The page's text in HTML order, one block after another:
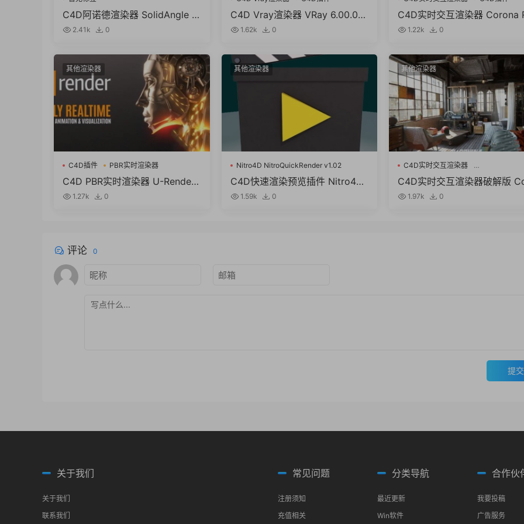
C4D阿诺德渲染器 SolidAngle C
4DtoA 4.5.1.3 R21/R22/R23/R2
2.41k 0
C4D Vray渲染器 VRay 6.00.04
for Cinema 4D R21/R22/R23/S
1.62k 0
C4D实时交互渲染器 Corona
nderer 9 Hotfix 1 for Cinema
1.22k 0
其他渲染器
C4D插件 PBR实时渲染器
C4D PBR实时渲染器 U-Render
2022.8 For Cinema 4D R20-R2
1.27k 0
其他渲染器
Nitro4D NitroQuickRender v1.02
C4D快速渲染预览插件 Nitro4D
NitroQuickRender v1.02 For Ci
1.59k 0
其他渲染器
C4D实时交互渲染器
Corona Renderer 6 Hotfix 2
C4D实时交互渲染器破解版
ona Renderer 6 Hotfix 2 for
1.97k 0
评论 0
提交
关于我们
关于我们
联系我们
常见问题
注册须知
充值相关
分类导航
最近更新
Win软件
合作伙
我要投稿
广告服务